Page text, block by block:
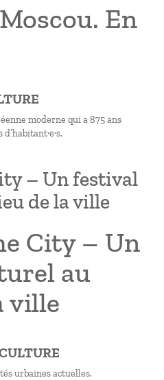
En
moderne qui a 875 ans
– Un festival
de la ville
City – Un
au
ville
urbaines actuelles.